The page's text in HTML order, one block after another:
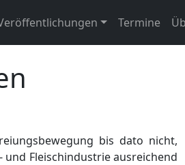
Termine
bis dato nicht,
Fleischindustrie ausreichend